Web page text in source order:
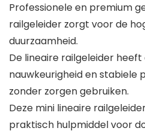
Professionele en premium
railgeleider zorgt voor de
duurzaamheid.
De lineaire railgeleider heeft
nauwkeurigheid en stabiele
zonder zorgen gebruiken.
Deze mini lineaire
praktisch hulpmiddel voor